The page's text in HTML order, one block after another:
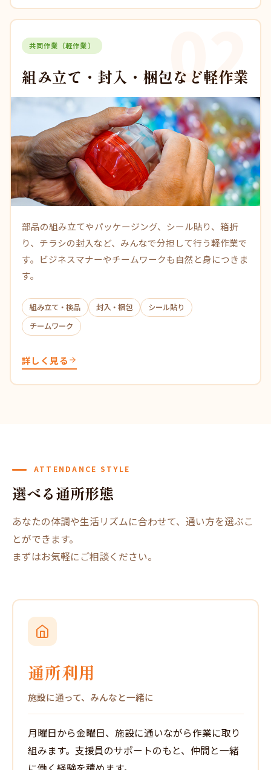
02
共同作業（軽作業）
組み立て・封入・梱包など軽作業
部品の組み立てやパッケージング、シール貼り、箱折
り、チラシの封入など、みんなで分担して行う軽作業で
す。ビジネスマナーやチームワークも自然と身につきま
す。
組み立て・検品 封入・梱包
シール貼り
チームワーク
詳しく見る
ATTENDANCE STYLE
選べる通所形態
あなたの体調や生活リズムに合わせて、通い方を選ぶこ
とができます。
まずはお気軽にご相談ください。
通所利用
施設に通って、みんなと一緒に
月曜日から金曜日、施設に通いながら作業に取り
組みます。支援員のサポートのもと、仲間と一緒